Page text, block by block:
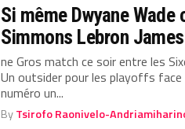
Si même Dwyane Wade
Simmons Lebron
ne Gros match ce soir entre les
Un outsider pour les playoffs face
numéro un...
ByTsirofo Raonivelo-